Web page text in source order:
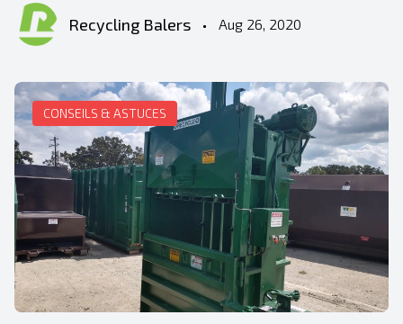
Recycling Balers • Aug 26, 2020
CONSEILS & ASTUCES